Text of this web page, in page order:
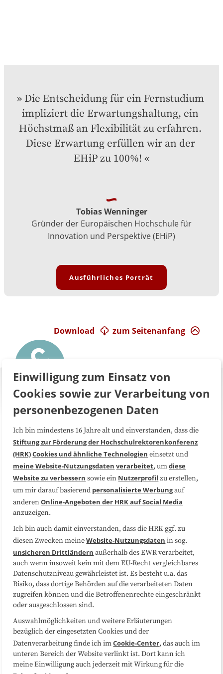
Die Entscheidung für ein Fernstudium
impliziert die Erwartungshaltung, ein
Höchstmaß an Flexibilität zu erfahren.
Diese Erwartung erfüllen wir an der
EHiP zu 100%!
Tobias Wenninger
Gründer der Europäischen Hochschule für
Innovation und Perspektive (EHiP)
Ausführliches Porträt
zum Seitenanfang
Download
Über uns FAQ
Medienarbeit Kooperationen
Datenschutzerklärung Impressum
Sitemap
Folgen Sie uns
Einwilligung zum Einsatz von
Cookies sowie zur Verarbeitung von
personenbezogenen Daten
Ich bin mindestens 16 Jahre alt und einverstanden, dass die
Stiftung zur Förderung der Hochschulrektorenkonferenz
(HRK)Cookies und ähnliche Technologien einsetzt und
meine Website-Nutzungsdaten verarbeitet, umdiese
Website zu verbessern sowie ein Nutzerprofil zu erstellen,
um mir darauf basierend personalisierte Werbungauf
anderenOnline-Angeboten der HRK auf Social Media
anzuzeigen.
Ich bin auch damit einverstanden, dass die HRK ggf. zu
diesen Zwecken meineWebsite-Nutzungsdaten in sog.
unsicheren Drittländern außerhalb des EWR verarbeitet,
auch wenn insoweit kein mit dem EU-Recht vergleichbares
Datenschutzniveau gewährleistet ist. Es besteht u.a. das
Risiko, dass dortige Behörden auf die verarbeiteten Daten
zugreifen können und die Betroffenenrechte eingeschränkt
oder ausgeschlossen sind.
Auswahlmöglichkeiten und weitere Erläuterungen
bezüglich der eingesetzten Cookies und der
Datenverarbeitung finde ich imCookie-Center, das auch im
unteren Bereich der Website verlinkt ist. Dort kann ich
meine Einwilligung auch jederzeit mit Wirkung für die